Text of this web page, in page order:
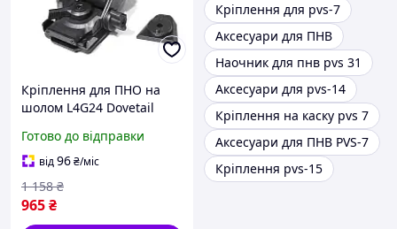
Кріплення для ПНО на
шолом L4G24 Dovetail
NV8000, NV8160, PVS-
15/18/21/31 Love&Life -
online-multimarket-
Готово до відправки
від96₴/міс
965₴
1 158 ₴
Кріплення для pvs-7
Аксесуари для ПНВ
Наочник для пнв pvs 31
Аксесуари для pvs-14
Кріплення на каску pvs 7
Аксесуари для ПНВ PVS-7
Кріплення pvs-15